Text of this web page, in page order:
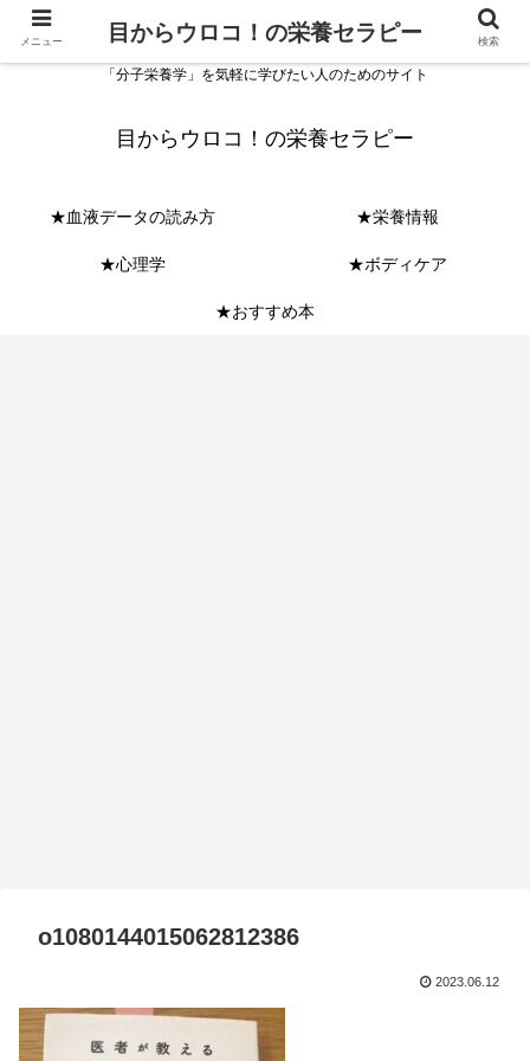
「分子栄養学」を気軽に学びたい人のためのサイト
目からウロコ！の栄養セラピー
★血液データの読み方 ★栄養情報
★心理学 ★ボディケア
★おすすめ本
o1080144015062812386
2023.06.12
メニュー 目からウロコ！の栄養セラピー 検索